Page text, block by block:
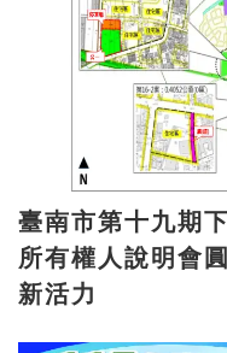
臺南市第十九期
所有權人說明會
新活力